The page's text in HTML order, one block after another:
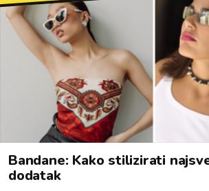
Bandane: Kako stilizirati
dodatak